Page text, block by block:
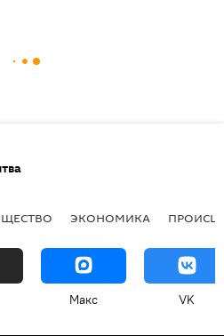
ЭКОНОМИКА
Макс VK